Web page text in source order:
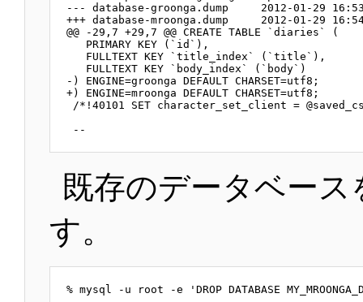
--- database-groonga.dump     2012-01-29
+++ database-mroonga.dump     2012-01-29
@@ -29,7 +29,7 @@ CREATE TABLE `diaries` (
   PRIMARY KEY (`id`),
   FULLTEXT KEY `title_index` (`title`),
   FULLTEXT KEY `body_index` (`body`)
-) ENGINE=groonga DEFAULT CHARSET=utf8;
+) ENGINE=mroonga DEFAULT CHARSET=utf8;
/*!40101 SET character_set_client =
既存のデータベース
す。